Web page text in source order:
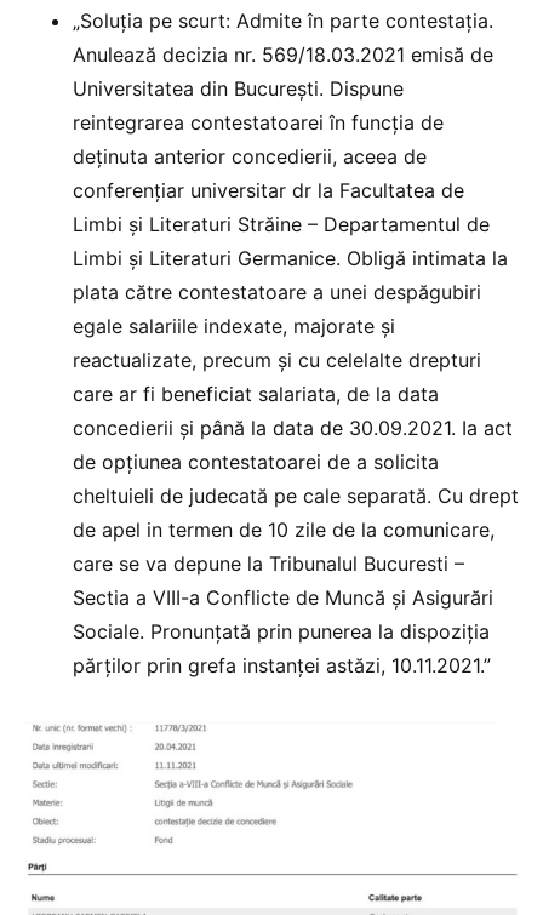
„Soluția pe scurt: Admite în parte contestaţia.
Anulează decizia nr. 569/18.03.2021 emisă de
Universitatea din Bucureşti. Dispune
reintegrarea contestatoarei în funcţia de
deţinuta anterior concedierii, aceea de
conferenţiar universitar dr la Facultatea de
Limbi şi Literaturi Străine – Departamentul de
Limbi şi Literaturi Germanice. Obligă intimata la
plata către contestatoare a unei despăgubiri
egale salariile indexate, majorate şi
reactualizate, precum şi cu celelalte drepturi
care ar fi beneficiat salariata, de la data
concedierii şi până la data de 30.09.2021. Ia act
de opţiunea contestatoarei de a solicita
cheltuieli de judecată pe cale separată. Cu drept
de apel in termen de 10 zile de la comunicare,
care se va depune la Tribunalul Bucuresti –
Sectia a VIII-a Conflicte de Muncă și Asigurări
Sociale. Pronunţată prin punerea la dispoziţia
părţilor prin grefa instanţei astăzi, 10.11.2021.”